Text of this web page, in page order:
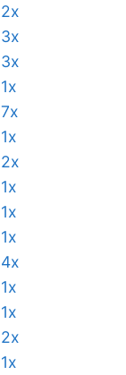
2x
3x
3x
1x
7x
1x
2x
1x
1x
1x
4x
1x
1x
2x
1x